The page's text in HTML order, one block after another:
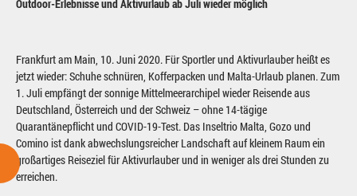
Outdoor-Erlebnisse und Aktivurlaub ab Juli wieder möglich
Frankfurt am Main, 10. Juni 2020. Für Sportler und Aktivurlauber heißt es
jetzt wieder: Schuhe schnüren, Kofferpacken und Malta-Urlaub planen. Zum
1. Juli empfängt der sonnige Mittelmeerarchipel wieder Reisende aus
Deutschland, Österreich und der Schweiz – ohne 14-tägige
Quarantänepflicht und COVID-19-Test. Das Inseltrio Malta, Gozo und
Comino ist dank abwechslungsreicher Landschaft auf kleinem Raum ein
großartiges Reiseziel für Aktivurlauber und in weniger als drei Stunden zu
erreichen.